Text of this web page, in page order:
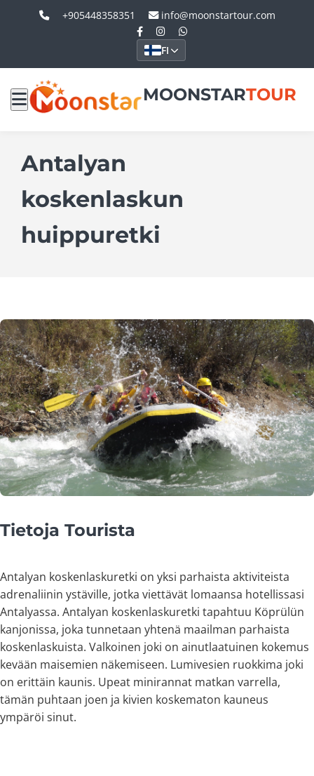
+905448358351 info@moonstartour.com
FI
MOONSTARTOUR
Antalyan
koskenlaskun
huippuretki
Tietoja Tourista
Antalyan koskenlaskuretki on yksi parhaista aktiviteista
adrenaliinin ystäville, jotka viettävät lomaansa hotellissasi
Antalyassa. Antalyan koskenlaskuretki tapahtuu Köprülün
kanjonissa, joka tunnetaan yhtenä maailman parhaista
koskenlaskuista. Valkoinen joki on ainutlaatuinen kokemus
kevään maisemien näkemiseen. Lumivesien ruokkima joki
on erittäin kaunis. Upeat minirannat matkan varrella,
tämän puhtaan joen ja kivien koskematon kauneus
ympäröi sinut.